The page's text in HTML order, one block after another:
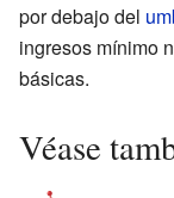
por debajo del
ingresos mínimo
básicas.
Véase